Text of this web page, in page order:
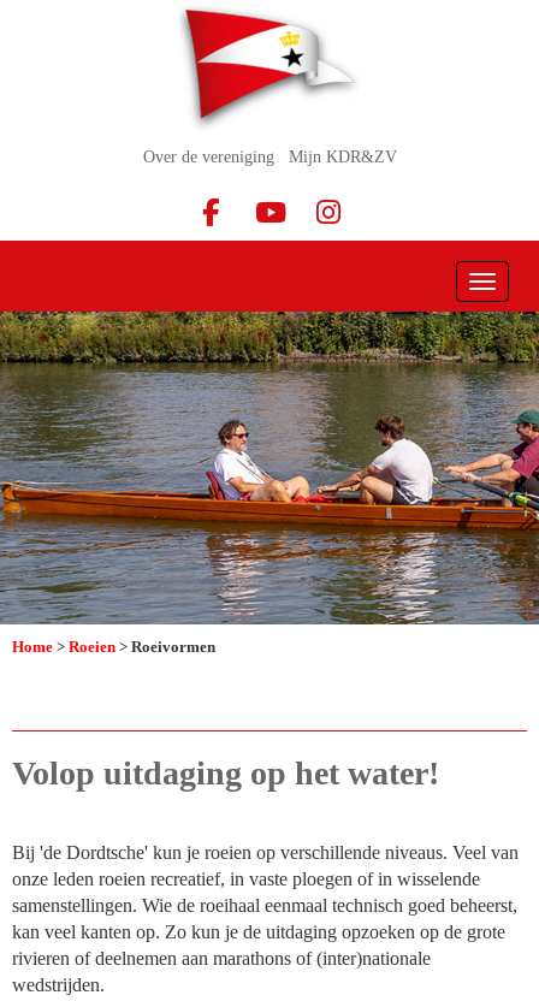
Over de vereniging Mijn KDR&ZV
Toggle
Home > Roeien > Roeivormen
Volop uitdaging op het water!
Bij 'de Dordtsche' kun je roeien op verschillende niveaus. Veel van
onze leden roeien recreatief, in vaste ploegen of in wisselende
samenstellingen. Wie de roeihaal eenmaal technisch goed beheerst,
kan veel kanten op. Zo kun je de uitdaging opzoeken op de grote
rivieren of deelnemen aan marathons of (inter)nationale
wedstrijden.